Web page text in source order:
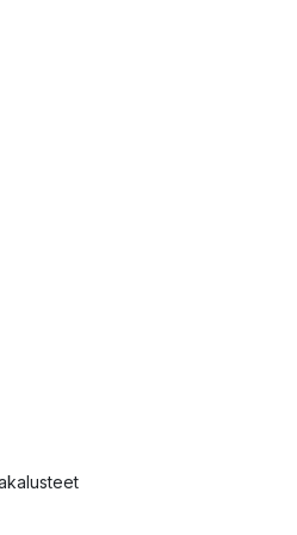
yksi vahvimmista tekijöistä
ihmisten, ympäristön ja